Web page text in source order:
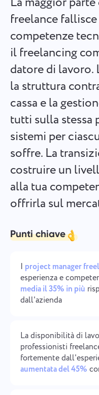
freelance
competenze
il freelancing
datore di
la struttura
cassa e la
tutti sulla stessa
sistemi per
soffre. La
costruire un
alla tua
offrirla sul
Punti chiave
I project manager
esperienza e
media il 35% in più
dall'azienda
La disponibilità di
professionisti
fortemente
aumentata del 45%
Compiti
Crea un compito, lavora
quando è completato.
Rapporti
Distribuisci le risorse
dedicato a ciascun
Bacheca Kanban
Gestisci i compiti sulla
espandi la tua bacheca.
Gestione dei
del team in un unico
Gestione
Crea un'azienda, invita
ottimizzare il lavoro di